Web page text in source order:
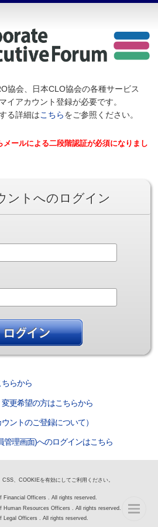
協会、日本CLO協会の各種サービス
イアカウント登録が必要です。
る詳細はこちらをご参照ください。
メールによる二段階認証が必須になりまし
ントへのログイン
らから
更希望の方はこちらから
ントのご登録について）
管理画面)へのログインはこちら
、COOKIEを有効にしてご利用ください。
Financial Officers . All rights reserved.
Resources Officers . All rights reserved.
Officers . All rights reserved.